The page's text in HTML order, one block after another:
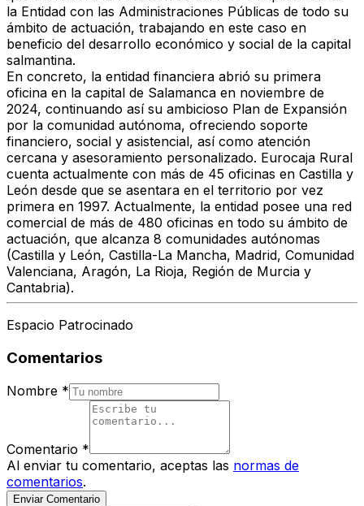
la Entidad con las Administraciones Públicas de todo su
ámbito de actuación, trabajando en este caso en
beneficio del desarrollo económico y social de la capital
salmantina.
En concreto, la entidad financiera abrió su primera
oficina en la capital de Salamanca en noviembre de
2024, continuando así su ambicioso Plan de Expansión
por la comunidad autónoma, ofreciendo soporte
financiero, social y asistencial, así como atención
cercana y asesoramiento personalizado. Eurocaja Rural
cuenta actualmente con más de 45 oficinas en Castilla y
León desde que se asentara en el territorio por vez
primera en 1997. Actualmente, la entidad posee una red
comercial de más de 480 oficinas en todo su ámbito de
actuación, que alcanza 8 comunidades autónomas
(Castilla y León, Castilla-La Mancha, Madrid, Comunidad
Valenciana, Aragón, La Rioja, Región de Murcia y
Cantabria).
Espacio Patrocinado
Comentarios
Nombre *
Comentario *
Al enviar tu comentario, aceptas las normas de
comentarios.
Enviar Comentario